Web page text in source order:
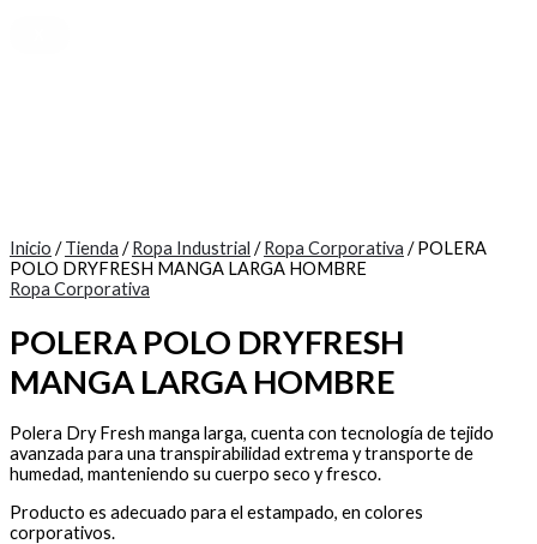
Inicio /Tienda /Ropa Industrial /Ropa Corporativa / POLERA
POLO DRYFRESH MANGA LARGA HOMBRE
Ropa Corporativa
POLERA POLO DRYFRESH
MANGA LARGA HOMBRE
Polera Dry Fresh manga larga, cuenta con tecnología de tejido
avanzada para una transpirabilidad extrema y transporte de
humedad, manteniendo su cuerpo seco y fresco.
Producto es adecuado para el estampado, en colores
corporativos.